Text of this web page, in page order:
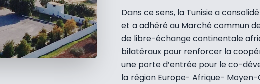
Dans ce sens, la Tunisie a
et a adhéré au Marché commun
de libre-échange continentale
bilatéraux pour renforcer la
une porte d’entrée pour le co-
la région Europe- Afrique-